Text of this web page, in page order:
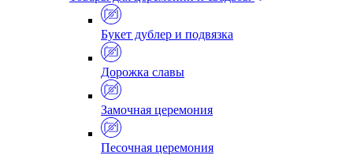
Букет дублер и подвязка
Дорожка славы
Замочная церемония
Песочная церемония